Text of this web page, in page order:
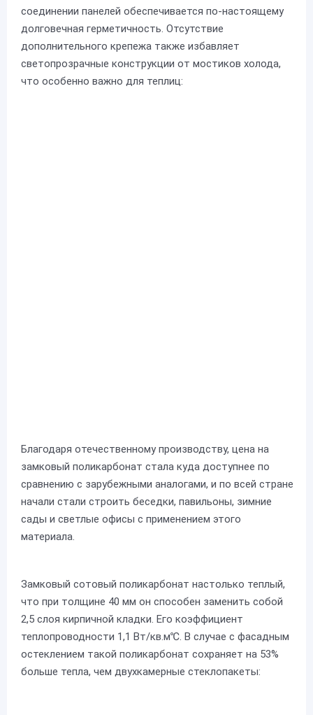
соединении панелей обеспечивается по-настоящему
долговечная герметичность. Отсутствие
дополнительного крепежа также избавляет
светопрозрачные конструкции от мостиков холода,
что особенно важно для теплиц:
Благодаря отечественному производству, цена на
замковый поликарбонат стала куда доступнее по
сравнению с зарубежными аналогами, и по всей стране
начали стали строить беседки, павильоны, зимние
сады и светлые офисы с применением этого
материала.
Замковый сотовый поликарбонат настолько теплый,
что при толщине 40 мм он способен заменить собой
2,5 слоя кирпичной кладки. Его коэффициент
теплопроводности 1,1 Вт/кв.м℃. В случае с фасадным
остеклением такой поликарбонат сохраняет на 53%
больше тепла, чем двухкамерные стеклопакеты: